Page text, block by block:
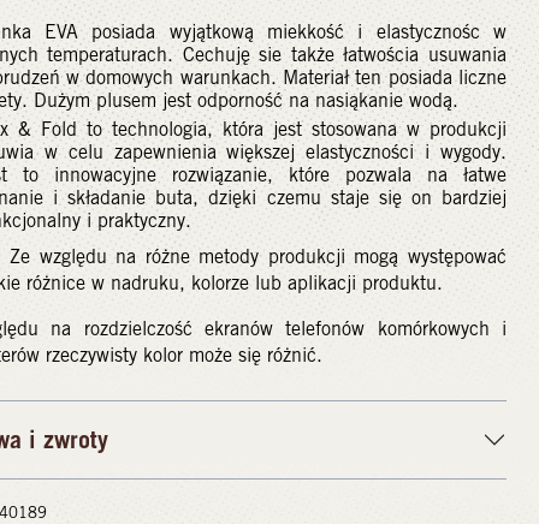
EVA posiada wyjątkową miekkość i elastycznośc w
temperaturach. Cechuję sie także łatwościa usuwania
w domowych warunkach. Materiał ten posiada liczne
Dużym plusem jest odporność na nasiąkanie wodą.
& Fold to technologia, która jest stosowana w produkcji
w celu zapewnienia większej elastyczności i wygody.
to innowacyjne rozwiązanie, które pozwala na łatwe
i składanie buta, dzięki czemu staje się on bardziej
i praktyczny.
Ze względu na różne metody produkcji mogą występować
różnice w nadruku, kolorze lub aplikacji produktu.
na rozdzielczość ekranów telefonów komórkowych i
rzeczywisty kolor może się różnić.
i zwroty